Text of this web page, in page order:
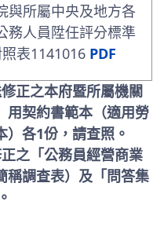
與所屬中央及地方各
務人員陞任評分標準
表1141016 PDF
正之本府暨所屬機關
用契約書範本（適用勞
各1份，請查照。
之「公務員經營商業
稱調查表）及「問答集